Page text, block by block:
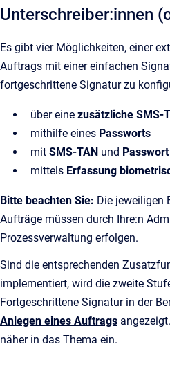
Unterschreiber:innen
Es gibt vier Möglichkeiten, einer
Auftrags mit einer einfachen
fortgeschrittene Signatur zu
über eine zusätzliche SMS-
mithilfe eines Passworts
mit SMS-TAN und Passwort
mittels Erfassung
Bitte beachten Sie: Die jeweiligen
Aufträge müssen durch Ihre:n
Prozessverwaltung erfolgen.
Sind die entsprechenden
implementiert, wird die zweite
Fortgeschrittene Signatur in der
Anlegen eines Auftrags
näher in das Thema ein.